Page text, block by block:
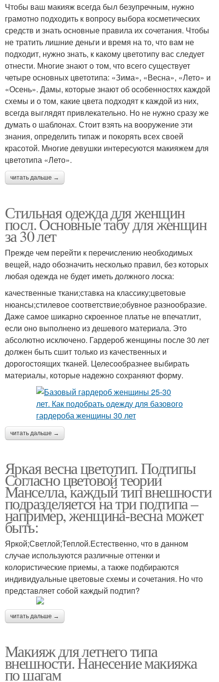
Чтобы ваш макияж всегда был безупречным, нужно
грамотно подходить к вопросу выбора косметических
средств и знать основные правила их сочетания. Чтобы
не тратить лишние деньги и время на то, что вам не
подходит, нужно знать, к какому цветотипу вас следует
отнести. Многие знают о том, что всего существует
четыре основных цветотипа: «Зима», «Весна», «Лето» и
«Осень». Дамы, которые знают об особенностях каждой
схемы и о том, какие цвета подходят к каждой из них,
всегда выглядят привлекательно. Но не нужно сразу же
думать о шаблонах. Стоит взять на вооружение эти
знания, определить типаж и покорять всех своей
красотой. Многие девушки интересуются макияжем для
цветотипа «Лето».
читать дальше →
Стильная одежда для женщин
посл. Основные табу для женщин
за 30 лет
Прежде чем перейти к перечислению необходимых
вещей, надо обозначить несколько правил, без которых
любая одежда не будет иметь должного лоска:
качественные ткани;ставка на классику;цветовые
нюансы;стилевое соответствие;обувное разнообразие.
Даже самое шикарно скроенное платье не впечатлит,
если оно выполнено из дешевого материала. Это
абсолютно исключено. Гардероб женщины после 30 лет
должен быть сшит только из качественных и
дорогостоящих тканей. Целесообразнее выбирать
материалы, которые надежно сохраняют форму.
читать дальше →
Яркая весна цветотип. Подтипы
Согласно цветовой теории
Манселла, каждый тип внешности
подразделяется на три подтипа –
например, женщина-весна может
быть:
Яркой;Светлой;Теплой.Естественно, что в данном
случае используются различные оттенки и
колористические приемы, а также подбираются
индивидуальные цветовые схемы и сочетания. Но что
представляет собой каждый подтип?
читать дальше →
Макияж для летнего типа
внешности. Нанесение макияжа
по шагам